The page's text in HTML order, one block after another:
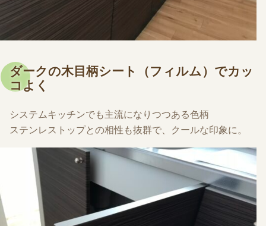
ダークの木目柄シート（フィルム）でカッ
コよく
システムキッチンでも主流になりつつある色柄
ステンレストップとの相性も抜群で、クールな印象に。